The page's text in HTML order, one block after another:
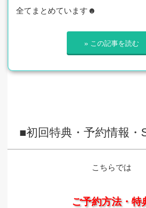
全てまとめています☻
» この記事を読む
■初回特典・予約情報・
こちらでは
ご予約方法・特